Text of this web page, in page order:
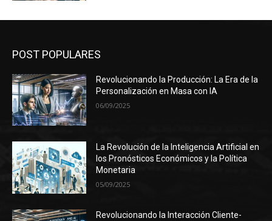
POST POPULARES
Revolucionando la Producción: La Era de la
Personalización en Masa con IA
06/09/2025
La Revolución de la Inteligencia Artificial en
los Pronósticos Económicos y la Política
Monetaria
05/09/2025
Revolucionando la Interacción Cliente-